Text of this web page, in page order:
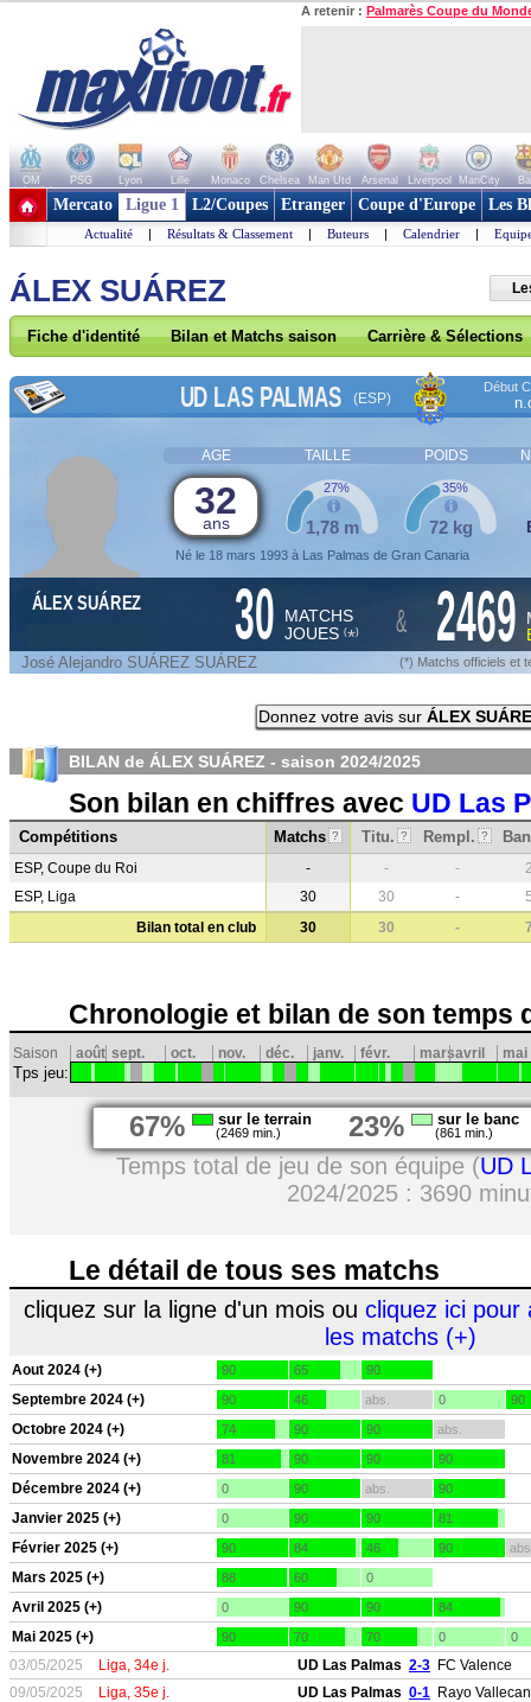
A retenir : Palmarès Coupe du
OM PSG Lyon Lille Monaco Chelsea Man Utd Arsenal Liverpool ManCity
+ de clubs
Mercato Ligue 1 L2/Coupes Etranger Coupe d'Europe Les
Actualité | Résultats & Classement | Buteurs | Calendrier |
ÁLEX SUÁREZ
Fiche d'identité Bilan et Matchs saison Carrière & Sélections
UD LAS PALMAS (ESP)
Début
AGE TAILLE POIDS
32
ans
Né le 18 mars 1993 à Las Palmas de Gran Canaria
1,78 m
27%
72 kg
35%
ÁLEX SUÁREZ 30 MATCHS
JOUES (*) & 2469
José Alejandro SUÁREZ SUÁREZ (*) Matchs officiels et
Donnez votre avis sur ÁLEX
BILAN de ÁLEX SUÁREZ - saison 2024/2025
Son bilan en chiffres avec UD Las
Compétitions Matchs ? Titu. ? Rempl. ?
ESP, Coupe du Roi - - -
ESP, Liga
30 30 -
Bilan total en club
30 30 -
Chronologie et bilan de son temps
Saison août sept. oct. nov. déc. janv. févr. marsavril mai
Tps jeu:
67% sur le terrain
(2469 min.) 23% sur le banc
(861 min.)
Temps total de jeu de son équipe (UD
2024/2025 : 3690
Le détail de tous ses matchs
cliquez sur la ligne d'un mois ou cliquez ici pour
les matchs (+)
Aout 2024 (+) 90 65 90
Septembre 2024 (+) 90 46 abs. 0 90
Octobre 2024 (+) 74 90 90 abs.
Novembre 2024 (+) 81 90 90 90
Décembre 2024 (+) 0 90 abs. 90
Janvier 2025 (+) 0 90 90 81
Février 2025 (+) 90 84 46 90
Mars 2025 (+) 88 60 0
Avril 2025 (+) 0 90 90 84
Mai 2025 (+) 90 70 70 0 0
03/05/2025 Liga, 34e j. UD Las Palmas 2-3 FC Valence
09/05/2025
Liga, 35e j. UD Las Palmas 0-1 Rayo